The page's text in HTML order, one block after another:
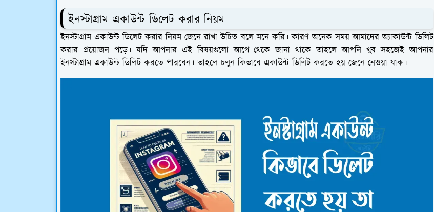
ইনস্টাগ্রাম একাউন্ট ডিলেট করার নিয়ম
ইনস্টাগ্রাম একাউন্ট ডিলেট করার নিয়ম জেনে রাখা উচিত বলে মনে করি। কারণ অনেক সময় আমাদের অ্যাকাউন্ট ডিলিট
করার প্রয়োজন পড়ে। যদি আপনার এই বিষয়গুলো আগে থেকে জানা থাকে তাহলে আপনি খুব সহজেই আপনার
ইনস্টাগ্রাম একাউন্ট ডিলিট করতে পারবেন। তাহলে চলুন কিভাবে একাউন্ট ডিলিট করতে হয় জেনে নেওয়া যাক।